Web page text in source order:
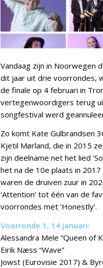
Vandaag zijn in Noorwegen
dit jaar uit drie voorrondes,
de finale op 4 februari in
vertegenwoordigers terug
songfestival werd
Zo komt Kate Gulbrandsen
Kjetil Mørland, die in 2015
zijn deelname net het lied
het na de 10e plaats in 2017
waren de druiven zuur in
‘Attention’ tot één van de
voorrondes met ‘Honestly’.
Voorronde 1, 14 januari:
Alessandra Mele “Queen of
Eirik Næss “Wave”
Jowst (Eurovisie 2017) &